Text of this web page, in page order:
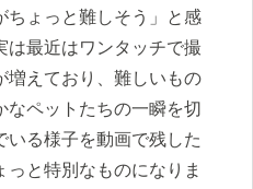
ちょっと難しそう」と感
は最近はワンタッチで撮
増えており、難しいもの
なペットたちの一瞬を切
いる様子を動画で残した
っと特別なものになりま